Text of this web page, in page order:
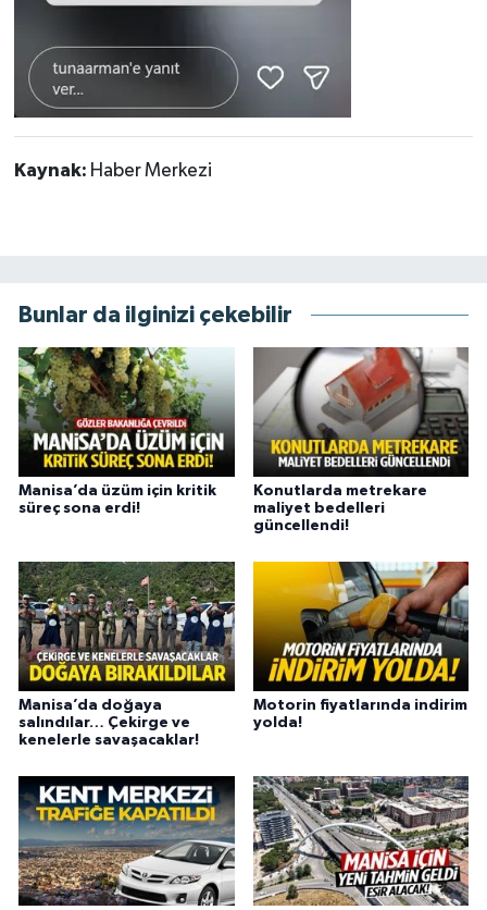
Kaynak: Haber Merkezi
Bunlar da ilginizi çekebilir
Manisa’da üzüm için kritik
süreç sona erdi!
Konutlarda metrekare
maliyet bedelleri
güncellendi!
Manisa’da doğaya
salındılar… Çekirge ve
kenelerle savaşacaklar!
Motorin fiyatlarında indirim
yolda!